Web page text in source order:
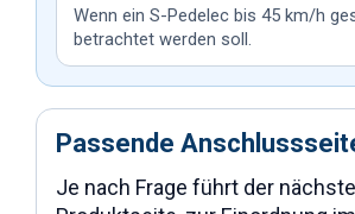
Wenn ein S-Pedelec bis 45 km/h
betrachtet werden soll.
Passende
Je nach Frage führt der